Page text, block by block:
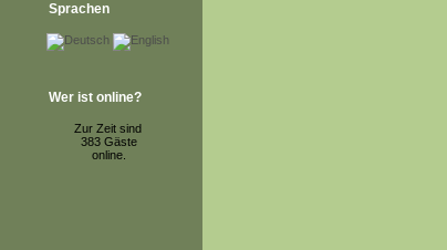
Sprachen
Wer ist online?
Zur Zeit sind
383 Gäste
online.